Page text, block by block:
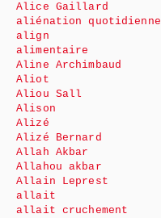
Alice Gaillard
aliénation quotidienne
align
alimentaire
Aline Archimbaud
Aliot
Aliou Sall
Alison
Alizé
Alizé Bernard
Allah Akbar
Allahou akbar
Allain Leprest
allait
allait cruchement